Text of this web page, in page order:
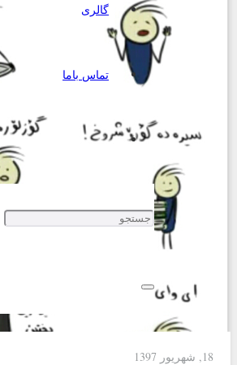
گالری
تماس باما
18, شهریور 1397